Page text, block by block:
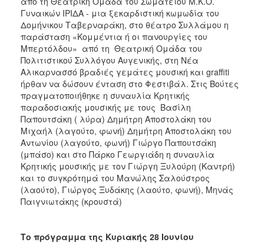
Γυναικών ΙΡΙΔΑ - μια ξεκαρδιστική κωμωδία του
Δομήνικου Ταβερναράκη, στο θέατρο Συλλάμου η
παράσταση «Κομμέντια ή οι πανουργίες του
Μπερτόλδου» από τη Θεατρική Ομάδα του
Πολιτιστικού Συλλόγου Αυγενικής, στη Νέα
Αλικαρνασσό βραδιές γεμάτες μουσική και graffiti
ήρθαν να δώσουν ένταση στο Φεστιβάλ. Στις Βούτες
πραγματοποιήθηκε η συναυλία Κρητικής
παραδοσιακής μουσικής με τους Βασίλη
Παπουτσάκη ( λύρα) Δημήτρη Αποστολάκη του
Μιχαήλ (λαγούτο, φωνή) Δημήτρη Αποστολάκη του
Αντωνίου (λαγούτο, φωνή) Γιώργο Παπουτσάκη
(μπάσο) και στο Πάρκο Γεωργιάδη η συναυλία
Κρητικής μουσικής με τον Γιώργη Ξυλούρη (Καντρή)
και το συγκρότημά του Μανώλης Σαλούστρος
(λαούτο), Γιώργος Ξυδάκης (λαούτο, φωνή), Μηνάς
Παιγνιωτάκης (κρουστά)
Το πρόγραμμα της Κυριακής 28 Ιουνίου